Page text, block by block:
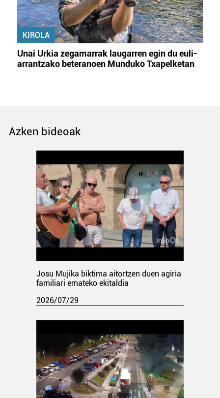
KIROLA
Unai Urkia zegamarrak laugarren egin du euli-
arrantzako beteranoen Munduko Txapelketan
Azken bideoak
Josu Mujika biktima aitortzen duen agiria
familiari emateko ekitaldia
2026/07/29